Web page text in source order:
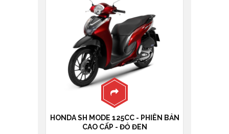
HONDA SH MODE 125CC - PHIÊN BẢN
CAO CẤP - ĐỎ ĐEN